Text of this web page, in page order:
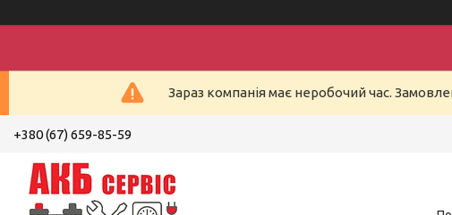
Зараз компанія має неробочий час.
+380 (67) 659-85-59